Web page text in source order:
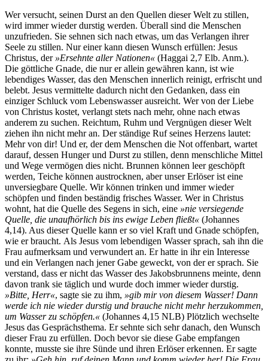
Wer versucht, seinen Durst an den Quellen dieser Welt zu stillen,
wird immer wieder durstig werden. Überall sind die Menschen
unzufrieden. Sie sehnen sich nach etwas, um das Verlangen ihrer
Seele zu stillen. Nur einer kann diesen Wunsch erfüllen: Jesus
Christus, der »Ersehnte aller Nationen« (Haggai 2,7 Elb. Anm.).
Die göttliche Gnade, die nur er allein gewähren kann, ist wie
lebendiges Wasser, das den Menschen innerlich reinigt, erfrischt und
belebt. Jesus vermittelte dadurch nicht den Gedanken, dass ein
einziger Schluck vom Lebenswasser ausreicht. Wer von der Liebe
von Christus kostet, verlangt stets nach mehr, ohne nach etwas
anderem zu suchen. Reichtum, Ruhm und Vergnügen dieser Welt
ziehen ihn nicht mehr an. Der ständige Ruf seines Herzens lautet:
Mehr von dir! Und er, der dem Menschen die Not offenbart, wartet
darauf, dessen Hunger und Durst zu stillen, denn menschliche Mittel
und Wege vermögen dies nicht. Brunnen können leer geschöpft
werden, Teiche können austrocknen, aber unser Erlöser ist eine
unversiegbare Quelle. Wir können trinken und immer wieder
schöpfen und finden beständig frisches Wasser. Wer in Christus
wohnt, hat die Quelle des Segens in sich, eine »nie versiegende
Quelle, die unaufhörlich bis ins ewige Leben fließt« (Johannes
4,14). Aus dieser Quelle kann er so viel Kraft und Gnade schöpfen,
wie er braucht. Als Jesus vom lebendigen Wasser sprach, sah ihn die
Frau aufmerksam und verwundert an. Er hatte in ihr ein Interesse
und ein Verlangen nach jener Gabe geweckt, von der er sprach. Sie
verstand, dass er nicht das Wasser des Jakobsbrunnens meinte, denn
davon trank sie täglich und wurde doch immer wieder durstig.
»Bitte, Herr«, sagte sie zu ihm, »gib mir von diesem Wasser! Dann
werde ich nie wieder durstig und brauche nicht mehr herzukommen,
um Wasser zu schöpfen.« (Johannes 4,15 NLB) Plötzlich wechselte
Jesus das Gesprächsthema. Er sehnte sich sehr danach, den Wunsch
dieser Frau zu erfüllen. Doch bevor sie diese Gabe empfangen
konnte, musste sie ihre Sünde und ihren Erlöser erkennen. Er sagte